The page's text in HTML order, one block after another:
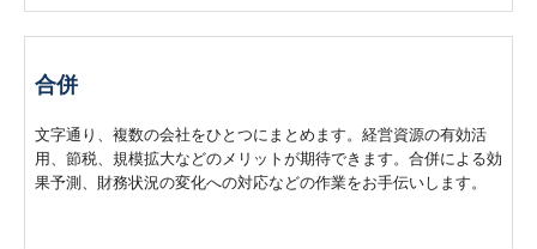
合併
文字通り、複数の会社をひとつにまとめます。経営資源の有効活
用、節税、規模拡大などのメリットが期待できます。合併による効
果予測、財務状況の変化への対応などの作業をお手伝いします。